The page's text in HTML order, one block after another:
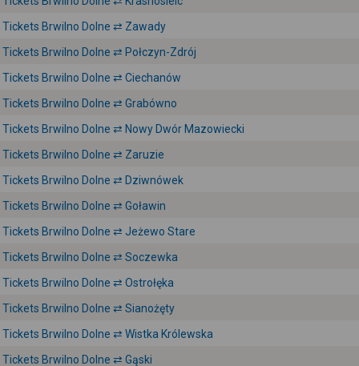
Tickets Brwilno Dolne ⇄ Zawady
Tickets Brwilno Dolne ⇄ Połczyn-Zdrój
Tickets Brwilno Dolne ⇄ Ciechanów
Tickets Brwilno Dolne ⇄ Grabówno
Tickets Brwilno Dolne ⇄ Nowy Dwór Mazowiecki
Tickets Brwilno Dolne ⇄ Zaruzie
Tickets Brwilno Dolne ⇄ Dziwnówek
Tickets Brwilno Dolne ⇄ Goławin
Tickets Brwilno Dolne ⇄ Jeżewo Stare
Tickets Brwilno Dolne ⇄ Soczewka
Tickets Brwilno Dolne ⇄ Ostrołęka
Tickets Brwilno Dolne ⇄ Sianożęty
Tickets Brwilno Dolne ⇄ Wistka Królewska
Tickets Brwilno Dolne ⇄ Gąski